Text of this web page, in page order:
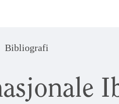
Bibliografi